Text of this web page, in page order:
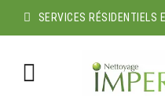
SERVICES RÉSIDENTIELS